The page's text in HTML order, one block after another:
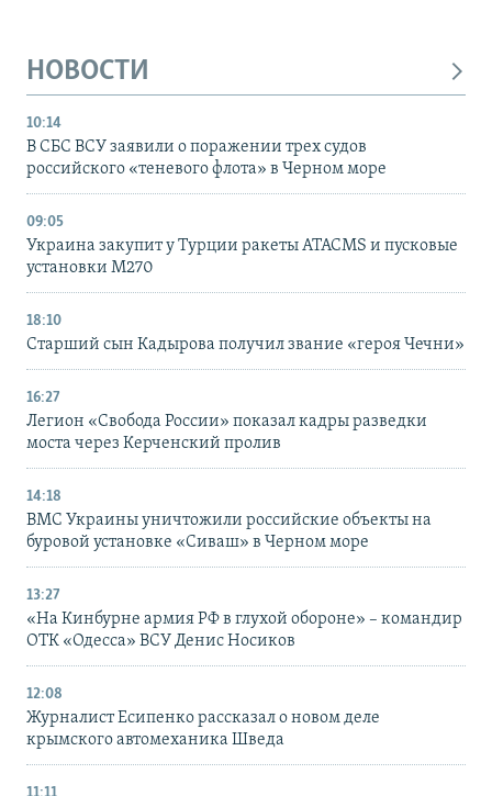
НОВОСТИ
10:14
В СБС ВСУ заявили о поражении трех судов
российского «теневого флота» в Черном море
09:05
Украина закупит у Турции ракеты ATACMS и пусковые
установки M270
18:10
Старший сын Кадырова получил звание «героя Чечни»
16:27
Легион «Свобода России» показал кадры разведки
моста через Керченский пролив
14:18
ВМС Украины уничтожили российские объекты на
буровой установке «Сиваш» в Черном море
13:27
«На Кинбурне армия РФ в глухой обороне» – командир
ОТК «Одесса» ВСУ Денис Носиков
12:08
Журналист Есипенко рассказал о новом деле
крымского автомеханика Шведа